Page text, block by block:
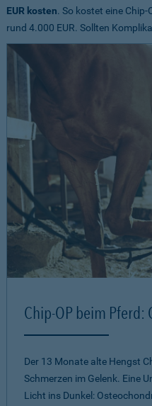
EUR kosten. So kostet eine
rund 4.000 EUR. Sollten
Chip-OP beim Pferd:
Der 13 Monate alte Hengst
Schmerzen im Gelenk. Eine
Licht ins Dunkel: